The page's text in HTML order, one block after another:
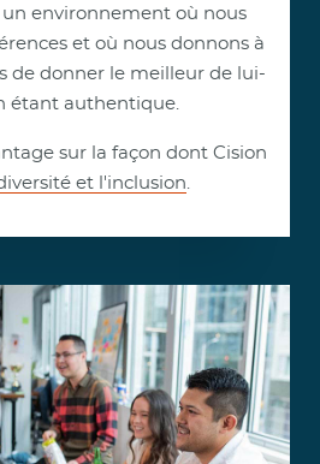
un environnement où nous
et où nous donnons à
de donner le meilleur de lui-
étant authentique.
sur la façon dont Cision
et l'inclusion.